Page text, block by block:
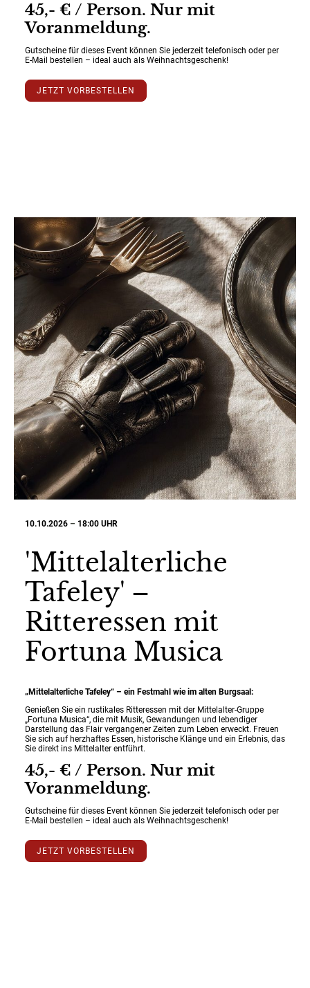
45,- € / Person. Nur mit
Voranmeldung.
Gutscheine für dieses Event können Sie jederzeit telefonisch oder per
E-Mail bestellen – ideal auch als Weihnachtsgeschenk!
JETZT VORBESTELLEN
10.10.2026 – 18:00 UHR
'Mittelalterliche
Tafeley' –
Ritteressen mit
Fortuna Musica
„Mittelalterliche Tafeley“ – ein Festmahl wie im alten Burgsaal:
Genießen Sie ein rustikales Ritteressen mit der Mittelalter-Gruppe
„Fortuna Musica“, die mit Musik, Gewandungen und lebendiger
Darstellung das Flair vergangener Zeiten zum Leben erweckt. Freuen
Sie sich auf herzhaftes Essen, historische Klänge und ein Erlebnis, das
Sie direkt ins Mittelalter entführt.
45,- € / Person. Nur mit
Voranmeldung.
Gutscheine für dieses Event können Sie jederzeit telefonisch oder per
E-Mail bestellen – ideal auch als Weihnachtsgeschenk!
JETZT VORBESTELLEN